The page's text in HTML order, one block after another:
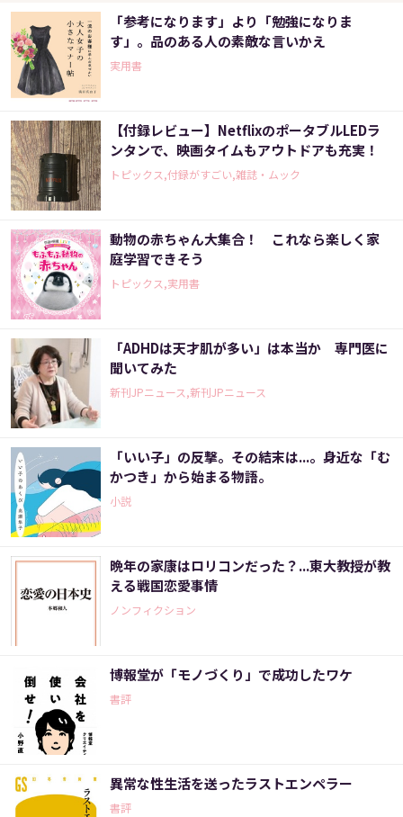
「参考になります」より「勉強になりま
す」。品のある人の素敵な言いかえ
実用書
【付録レビュー】NetflixのポータブルLEDラ
ンタンで、映画タイムもアウトドアも充実！
トピックス,付録がすごい,雑誌・ムック
動物の赤ちゃん大集合！ これなら楽しく家
庭学習できそう
トピックス,実用書
「ADHDは天才肌が多い」は本当か 専門医に
聞いてみた
新刊JPニュース,新刊JPニュース
「いい子」の反撃。その結末は...。身近な「む
かつき」から始まる物語。
小説
晩年の家康はロリコンだった？...東大教授が教
える戦国恋愛事情
ノンフィクション
博報堂が「モノづくり」で成功したワケ
書評
異常な性生活を送ったラストエンペラー
書評